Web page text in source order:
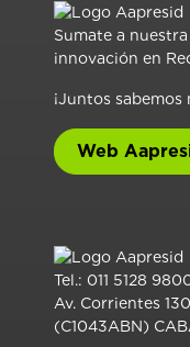
Sumate a
innovación en
¡Juntos sabemos
Web
Tel.: 011 5128
Av. Corrientes
(C1043ABN)